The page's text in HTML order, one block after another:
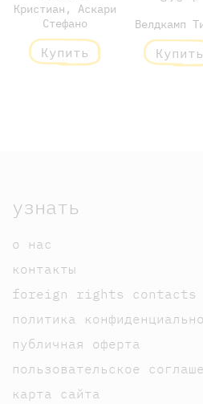
Кристиан, Аскари
Стефано
Купить
Велдкамп
Купить
узнать
о нас
контакты
foreign rights contacts
политика
публичная оферта
пользовательское
карта сайта